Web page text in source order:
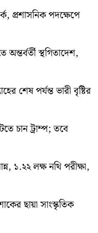
প্রশাসনিক পদক্ষেপে
অন্তর্বর্তী স্থগিতাদেশ,
শেষ পর্যন্ত ভারী বৃষ্টির
চান ট্রাম্প; তবে
১.২২ লক্ষ নথি পরীক্ষা,
ছায়া সাংস্কৃতিক